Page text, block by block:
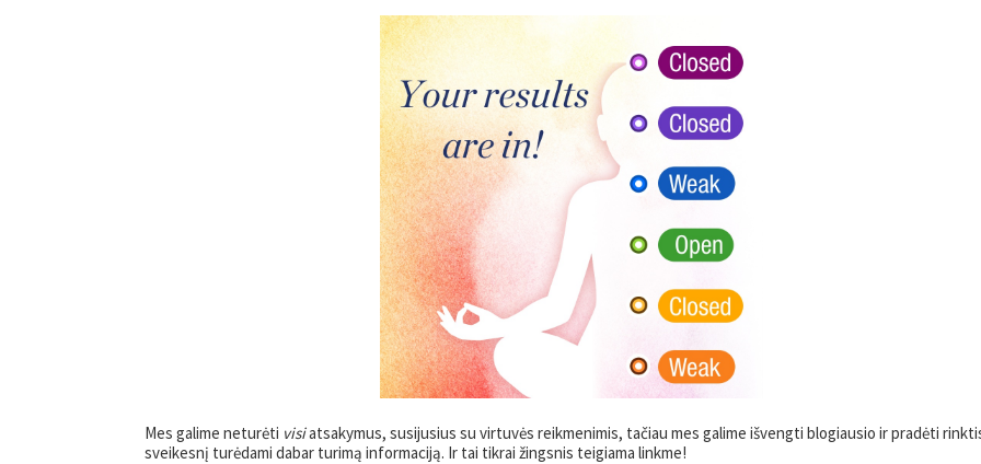
Mes galime neturėti visiatsakymus, susijusius su virtuvės reikmenimis, tačiau mes galime išvengti blogiausio ir pradėti
sveikesnį turėdami dabar turimą informaciją. Ir tai tikrai žingsnis teigiama linkme!